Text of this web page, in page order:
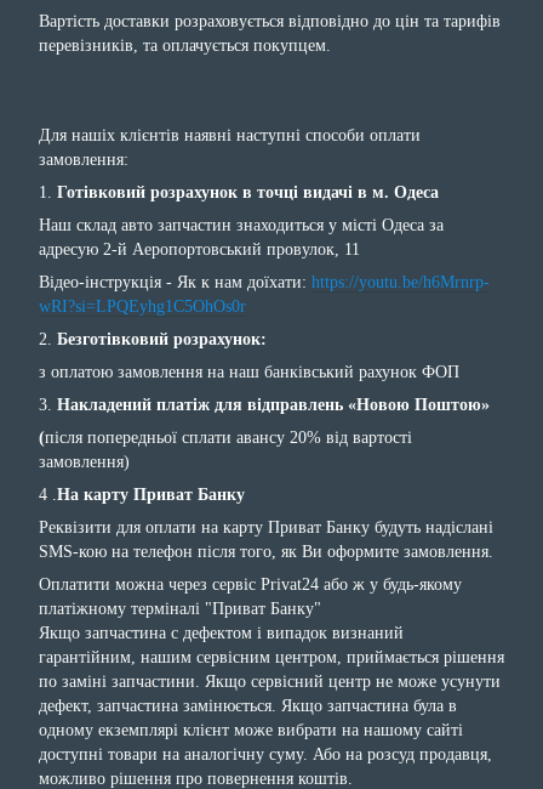
Вартість доставки розраховується відповідно до цін та тарифів
перевізників, та оплачується покупцем.
Для нашіх клієнтів наявні наступні способи оплати
замовлення:
1. Готівковий розрахунок в точці видачі в м. Одеса
Наш склад авто запчастин знаходиться у місті Одеса за
адресую 2-й Аеропортовський провулок, 11
Відео-інструкція - Як к нам доїхати: https://youtu.be/h6Mrnrp-
wRI?si=LPQEyhg1C5OhOs0r
2. Безготівковий розрахунок:
з оплатою замовлення на наш банківський рахунок ФОП
3. Накладений платіж для відправлень «Новою Поштою»
(після попередньої сплати авансу 20% від вартості
замовлення)
4 . На карту Приват Банку
Реквізити для оплати на карту Приват Банку будуть надіслані
SMS-кою на телефон після того, як Ви оформите замовлення.
Оплатити можна через сервіс Privat24 або ж у будь-якому
платіжному терміналі "Приват Банку"
Якщо запчастина с дефектом і випадок визнаний
гарантійним, нашим сервісним центром, приймається рішення
по заміні запчастини. Якщо сервісний центр не може усунути
дефект, запчастина замінюється. Якщо запчастина була в
одному екземплярі клієнт може вибрати на нашому сайті
доступні товари на аналогічну суму. Або на розсуд продавця,
можливо рішення про повернення коштів.